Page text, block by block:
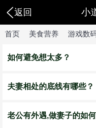
返回 小
首页 美食营养 游戏数
如何避免想太多？
夫妻相处的底线有哪些？
老公有外遇,做妻子的如